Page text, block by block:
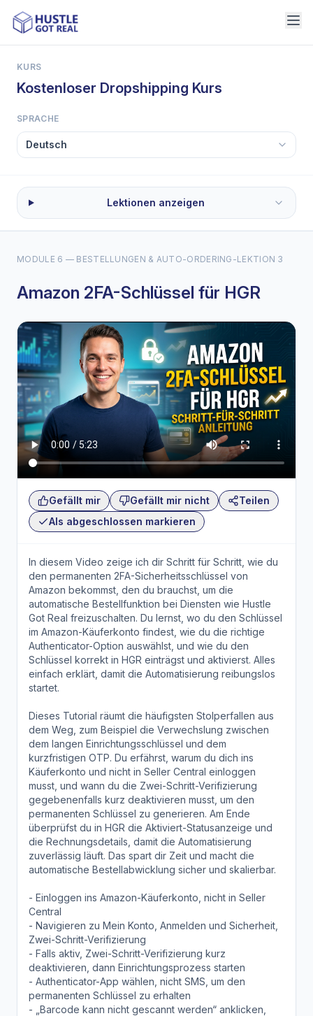
KURS
Kostenloser Dropshipping Kurs
SPRACHE
Lektionen anzeigen
MODULE 6 — BESTELLUNGEN & AUTO-ORDERING -LEKTION 3
Amazon 2FA-Schlüssel für HGR
Gefällt mir Gefällt mir nicht
Teilen
Als abgeschlossen markieren
In diesem Video zeige ich dir Schritt für Schritt, wie du
den permanenten 2FA-Sicherheitsschlüssel von
Amazon bekommst, den du brauchst, um die
automatische Bestellfunktion bei Diensten wie Hustle
Got Real freizuschalten. Du lernst, wo du den Schlüssel
im Amazon-Käuferkonto findest, wie du die richtige
Authenticator-Option auswählst, und wie du den
Schlüssel korrekt in HGR einträgst und aktivierst. Alles
einfach erklärt, damit die Automatisierung reibungslos
startet.
Dieses Tutorial räumt die häufigsten Stolperfallen aus
dem Weg, zum Beispiel die Verwechslung zwischen
dem langen Einrichtungsschlüssel und dem
kurzfristigen OTP. Du erfährst, warum du dich ins
Käuferkonto und nicht in Seller Central einloggen
musst, und wann du die Zwei-Schritt-Verifizierung
gegebenenfalls kurz deaktivieren musst, um den
permanenten Schlüssel zu generieren. Am Ende
überprüfst du in HGR die Aktiviert-Statusanzeige und
die Rechnungsdetails, damit die Automatisierung
zuverlässig läuft. Das spart dir Zeit und macht die
automatische Bestellabwicklung sicher und skalierbar.
- Einloggen ins Amazon-Käuferkonto, nicht in Seller
Central
- Navigieren zu Mein Konto, Anmelden und Sicherheit,
Zwei-Schritt-Verifizierung
- Falls aktiv, Zwei-Schritt-Verifizierung kurz
deaktivieren, dann Einrichtungsprozess starten
- Authenticator-App wählen, nicht SMS, um den
permanenten Schlüssel zu erhalten
- „Barcode kann nicht gescannt werden“ anklicken,